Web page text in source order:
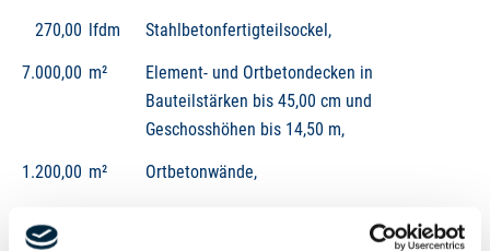
270,00 lfdm Stahlbetonfertigteilsockel,
7.000,00 m²
Element- und Ortbetondecken in
Bauteilstärken bis 45,00 cm und
Geschosshöhen bis 14,50 m,
1.200,00 m² Ortbetonwände,